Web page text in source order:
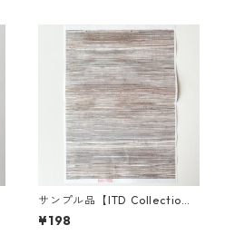
サンプル品【ITD Collectio
n】A3サイズ ライスペーパー
R1642L デコパージュ
¥198